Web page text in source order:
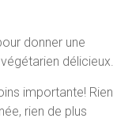
donner une
délicieux.
importante! Rien
rien de plus